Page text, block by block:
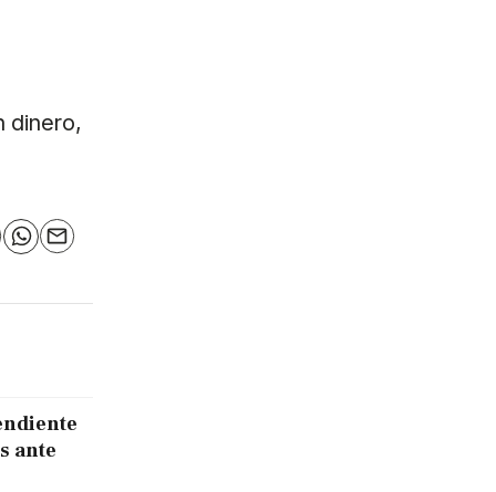
dinero,
WhatsApp
Email
ante